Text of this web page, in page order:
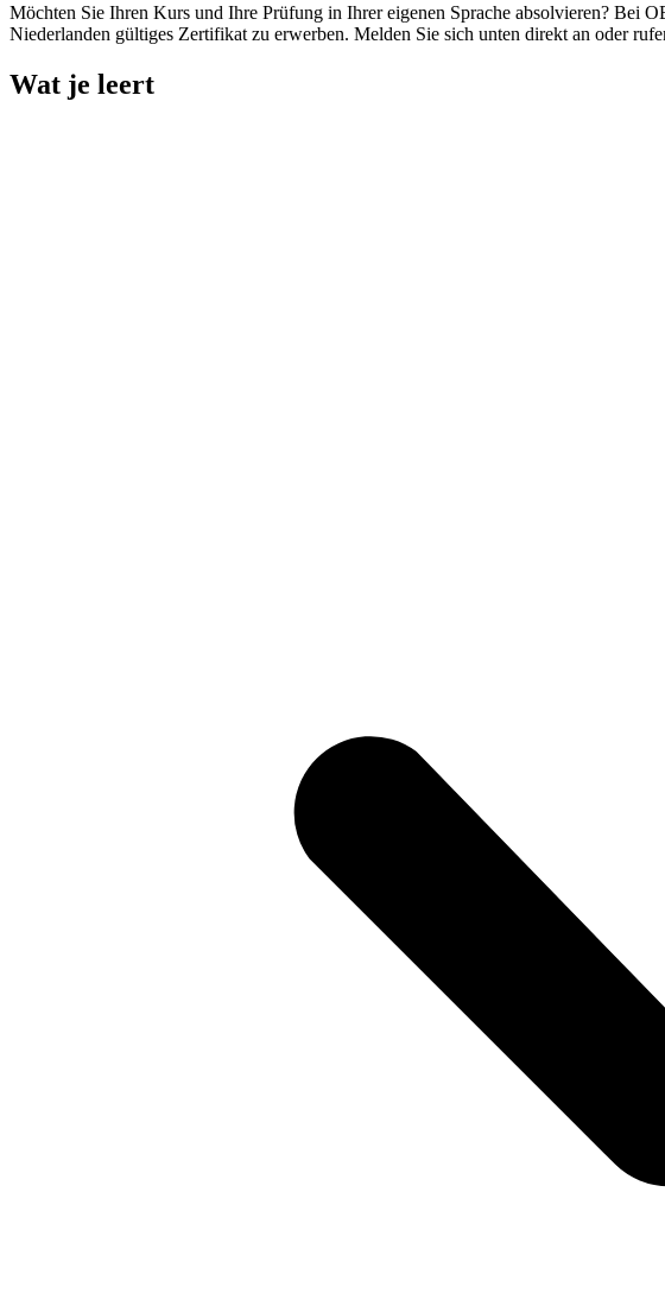
Möchten Sie Ihren Kurs und Ihre Prüfung in Ihrer eigenen Sprache absolvieren? Bei
Niederlanden gültiges Zertifikat zu erwerben. Melden Sie sich unten direkt an oder
Wat je leert